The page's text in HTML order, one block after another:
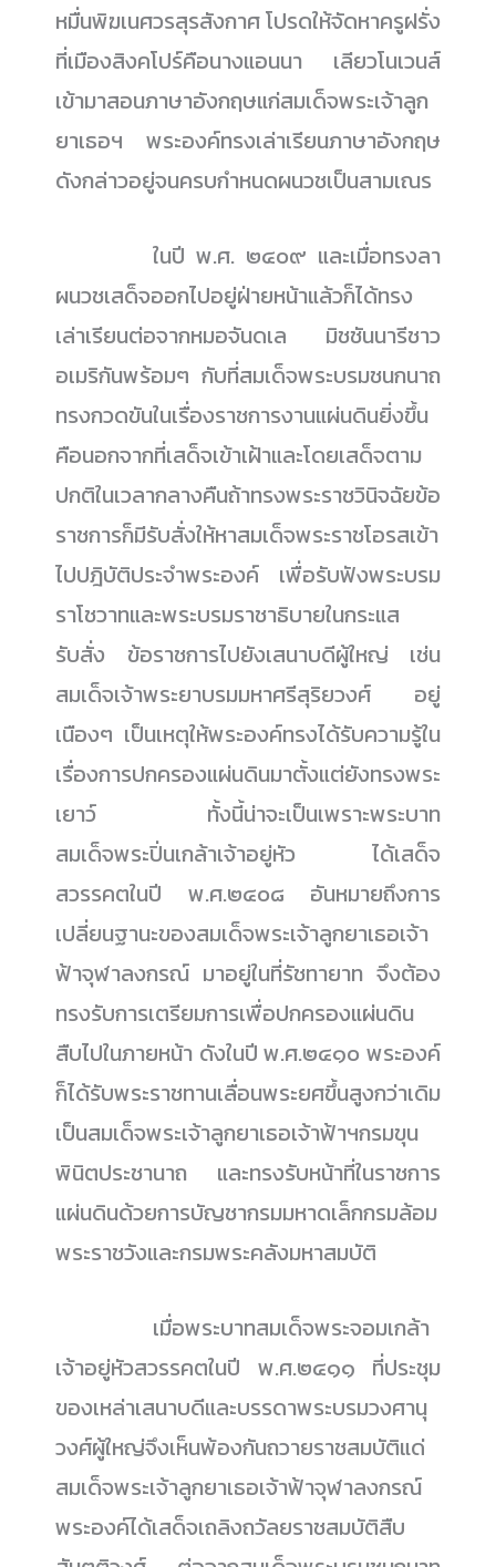
หมื่นพิฆเนศวรสุรสังกาศ โปรดให้จัดหาครูฝรั่ง
ที่เมืองสิงคโปร์คือนางแอนนา เลียวโนเวนส์
เข้ามาสอนภาษาอังกฤษแก่สมเด็จพระเจ้าลูก
ยาเธอฯ พระองค์ทรงเล่าเรียนภาษาอังกฤษ
ดังกล่าวอยู่จนครบกำหนดผนวชเป็นสามเณร
ในปี พ.ศ. ๒๔๐๙ และเมื่อทรงลา
ผนวชเสด็จออกไปอยู่ฝ่ายหน้าแล้วก็ได้ทรง
เล่าเรียนต่อจากหมอจันดเล มิชชันนารีชาว
อเมริกันพร้อมๆ กับที่สมเด็จพระบรมชนกนาถ
ทรงกวดขันในเรื่องราชการงานแผ่นดินยิ่งขึ้น
คือนอกจากที่เสด็จเข้าเฝ้าและโดยเสด็จตาม
ปกติในเวลากลางคืนถ้าทรงพระราชวินิจฉัยข้อ
ราชการก็มีรับสั่งให้หาสมเด็จพระราชโอรสเข้า
ไปปฎิบัติประจำพระองค์ เพื่อรับฟังพระบรม
ราโชวาทและพระบรมราชาธิบายในกระแส
รับสั่ง ข้อราชการไปยังเสนาบดีผู้ใหญ่ เช่น
สมเด็จเจ้าพระยาบรมมหาศรีสุริยวงศ์ อยู่
เนืองๆ เป็นเหตุให้พระองค์ทรงได้รับความรู้ใน
เรื่องการปกครองแผ่นดินมาตั้งแต่ยังทรงพระ
เยาว์ ทั้งนี้น่าจะเป็นเพราะพระบาท
สมเด็จพระปิ่นเกล้าเจ้าอยู่หัว ได้เสด็จ
สวรรคตในปี พ.ศ.๒๔๐๘ อันหมายถึงการ
เปลี่ยนฐานะของสมเด็จพระเจ้าลูกยาเธอเจ้า
ฟ้าจุฬาลงกรณ์ มาอยู่ในที่รัชทายาท จึงต้อง
ทรงรับการเตรียมการเพื่อปกครองแผ่นดิน
สืบไปในภายหน้า ดังในปี พ.ศ.๒๔๑๐ พระองค์
ก็ได้รับพระราชทานเลื่อนพระยศขึ้นสูงกว่าเดิม
เป็นสมเด็จพระเจ้าลูกยาเธอเจ้าฟ้าฯกรมขุน
พินิตประชานาถ และทรงรับหน้าที่ในราชการ
แผ่นดินด้วยการบัญชากรมมหาดเล็กกรมล้อม
พระราชวังและกรมพระคลังมหาสมบัติ
เมื่อพระบาทสมเด็จพระจอมเกล้า
เจ้าอยู่หัวสวรรคตในปี พ.ศ.๒๔๑๑ ที่ประชุม
ของเหล่าเสนาบดีและบรรดาพระบรมวงศานุ
วงศ์ผู้ใหญ่จึงเห็นพ้องกันถวายราชสมบัติแด่
สมเด็จพระเจ้าลูกยาเธอเจ้าฟ้าจุฬาลงกรณ์
พระองค์ได้เสด็จเถลิงถวัลยราชสมบัติสืบ